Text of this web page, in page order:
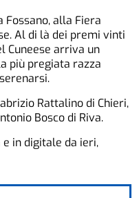
Fossano, alla Fiera
Al di là dei premi vinti
Cuneese arriva un
più pregiata razza
Rattalino di Chieri,
Bosco di Riva.
in digitale da ieri,